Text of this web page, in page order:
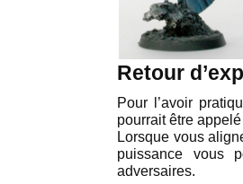
Retour
Pour l’avoir
pourrait être
Lorsque vous
puissance vous
adversaires.